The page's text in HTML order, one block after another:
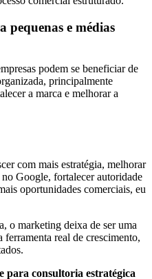
pequenas e médias
podem se beneficiar de
principalmente
a marca e melhorar a
com mais estratégia, melhorar
Google, fortalecer autoridade
oportunidades comerciais, eu
o marketing deixa de ser uma
ferramenta real de crescimento,
para consultoria estratégica